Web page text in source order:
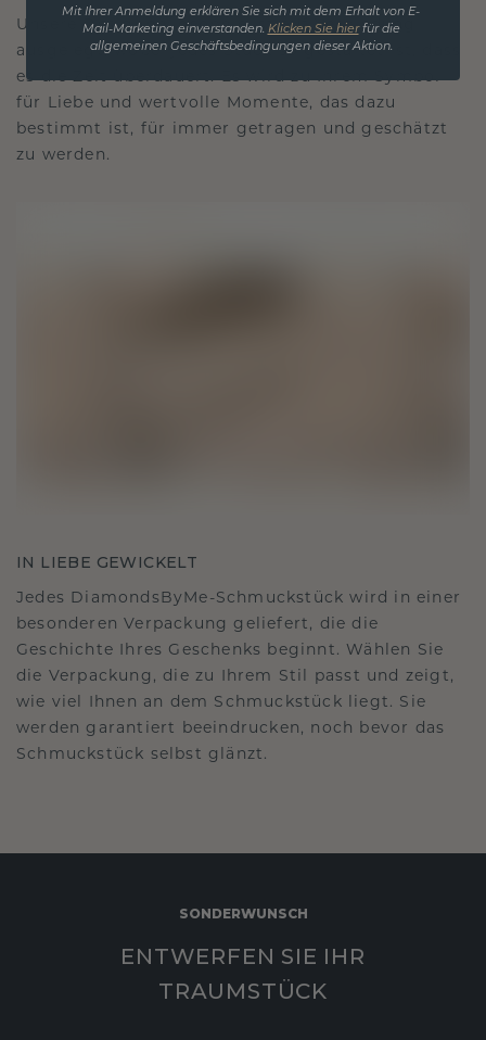
Unsere Designphilosophie ist auf Verbindung
ausgelegt, wobei jedes Stück so gestaltet ist, dass
es die Zeit überdauert. Es wird zu Ihrem Symbol
für Liebe und wertvolle Momente, das dazu
bestimmt ist, für immer getragen und geschätzt
zu werden.
IN LIEBE GEWICKELT
Jedes DiamondsByMe-Schmuckstück wird in einer
besonderen Verpackung geliefert, die die
Geschichte Ihres Geschenks beginnt. Wählen Sie
die Verpackung, die zu Ihrem Stil passt und zeigt,
wie viel Ihnen an dem Schmuckstück liegt. Sie
werden garantiert beeindrucken, noch bevor das
Schmuckstück selbst glänzt.
SONDERWUNSCH
ENTWERFEN SIE IHR
TRAUMSTÜCK
Mit Ihrer Anmeldung erklären Sie sich mit dem Erhalt von E-
Mail-Marketing einverstanden. Klicken Sie hierfür die
allgemeinen Geschäftsbedingungen dieser Aktion.